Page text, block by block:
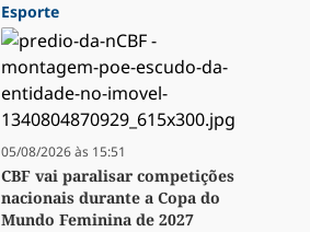
Esporte
05/08/2026 às 15:51
CBF vai paralisar competições
nacionais durante a Copa do
Mundo Feminina de 2027